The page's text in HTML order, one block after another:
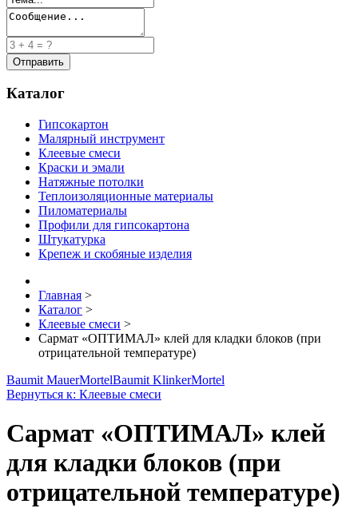
Каталог
Гипсокартон
Малярный инструмент
Клеевые смеси
Краски и эмали
Натяжные потолки
Теплоизоляционные материалы
Пиломатериалы
Профили для гипсокартона
Штукатурка
Крепеж и скобяные изделия
Главная >
Каталог >
Клеевые смеси >
Сармат «ОПТИМАЛ» клей для кладки блоков (при
отрицательной температуре)
Baumit MauerMortelBaumit KlinkerMortel
Вернуться к: Клеевые смеси
Сармат «ОПТИМАЛ» клей
для кладки блоков (при
отрицательной температуре)